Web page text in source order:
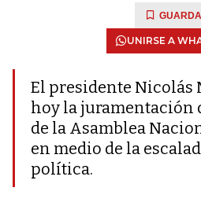
UNIRSE A
El presidente Nicolás
hoy la juramentación
de la Asamblea
en medio de la
política.